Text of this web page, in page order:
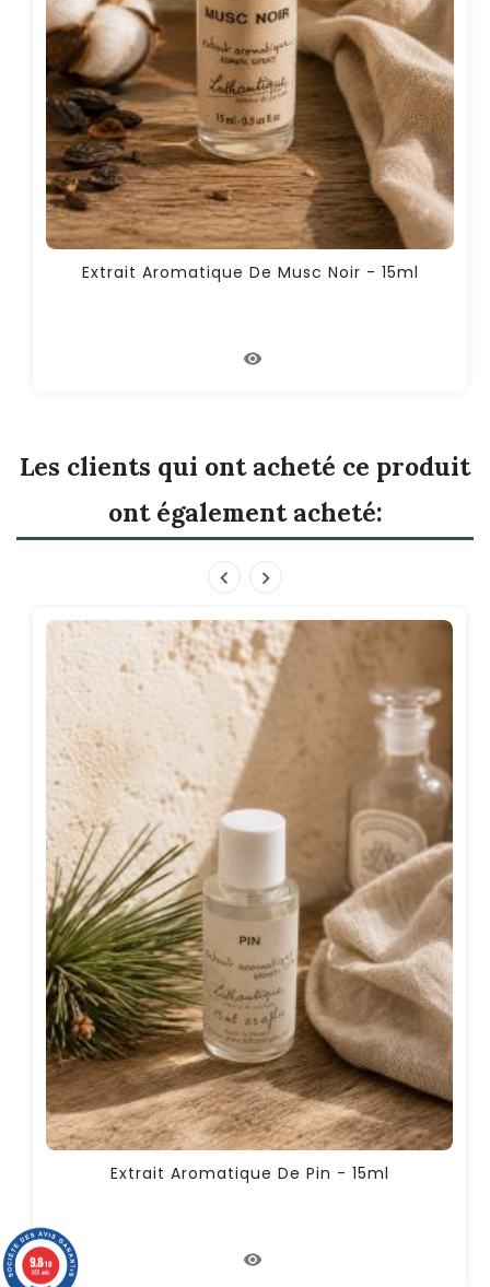
Extrait Aromatique De Musc Noir - 15ml
Les clients qui ont acheté ce produit
ont également acheté:
Extrait Aromatique De Pin - 15ml
9.8/10
857 avis